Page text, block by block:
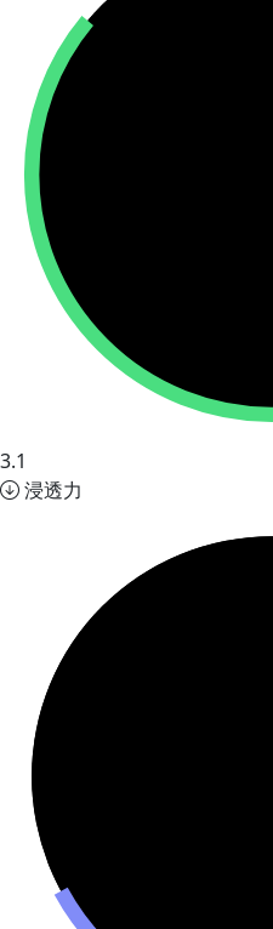
3.1
浸透力